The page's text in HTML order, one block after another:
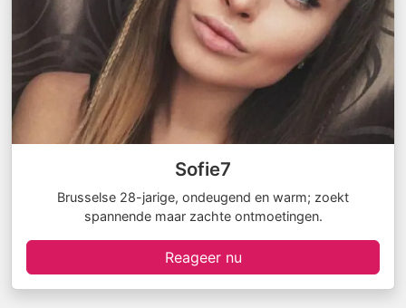
Sofie7
Brusselse 28-jarige, ondeugend en warm; zoekt
spannende maar zachte ontmoetingen.
Reageer nu